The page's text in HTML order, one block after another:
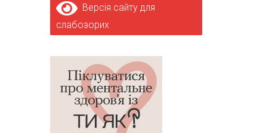
Версія сайту для
слабозорих